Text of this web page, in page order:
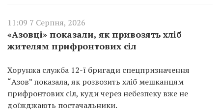
11:09 7 Серпня, 2026
«Азовці» показали, як привозять хліб
жителям прифронтових сіл
Хорунжа служба 12-ї бригади спецпризначення
“Азов” показала, як розвозить хліб мешканцям
прифронтових сіл, куди через небезпеку вже не
доїжджають постачальники.